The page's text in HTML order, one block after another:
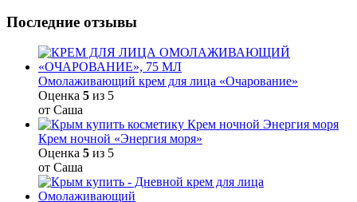
Последние отзывы
Омолаживающий крем для лица «Очарование»
Оценка 5 из 5
от Саша
Крем ночной «Энергия моря»
Оценка 5 из 5
от Саша